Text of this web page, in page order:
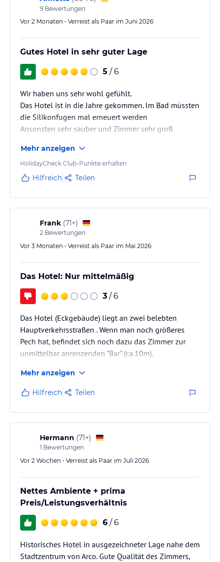
9 Bewertungen
Vor 2 Monaten • Verreist als Paar im Juni 2026
Gutes Hotel in sehr guter Lage
5 / 6
Wir haben uns sehr wohl gefühlt.
Das Hotel ist in die Jahre gekommen. Im Bad müssten
die Silikonfugen mal erneuert werden
Ansonsten sehr sauber und Zimmer sehr groß
Mehr anzeigen
HolidayCheck Club-Punkte erhalten
Hilfreich Teilen
Frank (71+)
2 Bewertungen
Vor 3 Monaten • Verreist als Paar im Mai 2026
Das Hotel: Nur mittelmäßig
3 / 6
Das Hotel (Eckgebäude) liegt an zwei belebten
Hauptverkehrsstraßen . Wenn man noch größeres
Pech hat, befindet sich noch dazu das Zimmer zur
unmittelbar anrenzenden "Bar" (ca.10m).
Mehr anzeigen
Hilfreich Teilen
Hermann (71+)
1 Bewertungen
Vor 2 Wochen • Verreist als Paar im Juli 2026
Nettes Ambiente + prima
Preis/Leistungsverhältnis
6 / 6
Historisches Hotel in ausgezeichneter Lage nahe dem
Stadtzentrum von Arco. Gute Qualität des Zimmers,